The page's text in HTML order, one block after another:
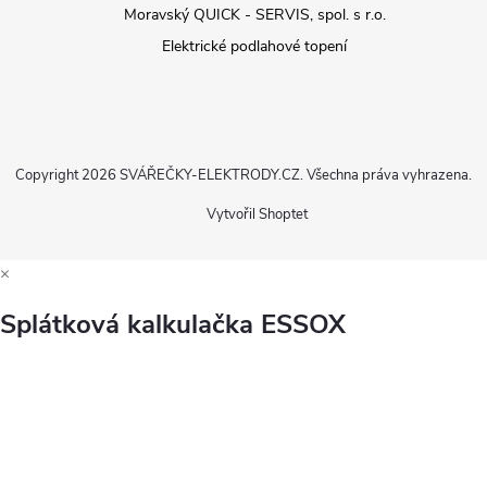
Moravský QUICK - SERVIS, spol. s r.o.
Elektrické podlahové topení
Vytvořil Shoptet
Copyright 2026 SVÁŘEČKY-ELEKTRODY.CZ. Všechna práva vyhrazena.
×
Splátková kalkulačka ESSOX